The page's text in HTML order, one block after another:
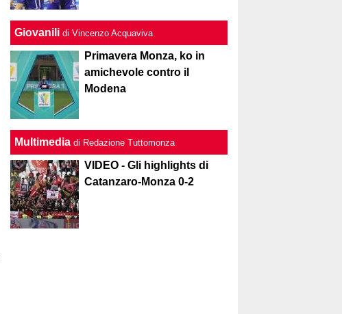
Giovanili di Vincenzo Acquaviva
Primavera Monza, ko in
amichevole contro il
Modena
Multimedia di Redazione Tuttomonza
VIDEO - Gli highlights di
Catanzaro-Monza 0-2